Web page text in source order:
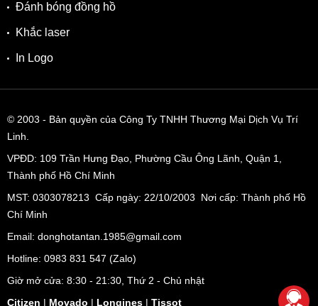
Bộ dây thép mạ ion đen và khóa gập chắc chắn
Chất ngầu của Citizen AN8195-58E còn được thể hiện trong
Đánh bóng đồng hồ
Khắc laser
In Logo
© 2003 - Bản quyền của Công Ty TNHH Thương Mại Dịch Vụ Trí
Linh.
VPĐD: 109 Trần Hưng Đạo, Phường Cầu Ông Lãnh, Quận 1,
Thành phố Hồ Chí Minh
MST: 0303078213 Cấp ngày: 22/10/2003 Nơi cấp: Thành phố Hồ
Chí Minh
Email: donghotantan.1985@gmail.com
Hotline: 0983 831 547 (Zalo)
Giờ mở cửa: 8:30 - 21:30, Thứ 2 - Chủ nhật
Citizen | Movado | Longines | Tissot